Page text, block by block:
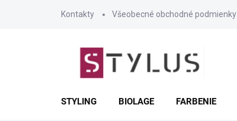
Kontakty Všeobecné obchodné podmienky
STYLING BIOLAGE FARBENIE